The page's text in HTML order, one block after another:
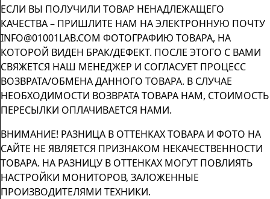
ЕСЛИ ВЫ ПОЛУЧИЛИ ТОВАР НЕНАДЛЕЖАЩЕГО
КАЧЕСТВА – ПРИШЛИТЕ НАМ НА ЭЛЕКТРОННУЮ ПОЧТУ
INFO@01001LAB.COM ФОТОГРАФИЮ ТОВАРА, НА
КОТОРОЙ ВИДЕН БРАК/ДЕФЕКТ. ПОСЛЕ ЭТОГО С ВАМИ
СВЯЖЕТСЯ НАШ МЕНЕДЖЕР И СОГЛАСУЕТ ПРОЦЕСС
ВОЗВРАТА/ОБМЕНА ДАННОГО ТОВАРА. В СЛУЧАЕ
НЕОБХОДИМОСТИ ВОЗВРАТА ТОВАРА НАМ, СТОИМОСТЬ
ПЕРЕСЫЛКИ ОПЛАЧИВАЕТСЯ НАМИ.
ВНИМАНИЕ! РАЗНИЦА В ОТТЕНКАХ ТОВАРА И ФОТО НА
САЙТЕ НЕ ЯВЛЯЕТСЯ ПРИЗНАКОМ НЕКАЧЕСТВЕННОСТИ
ТОВАРА. НА РАЗНИЦУ В ОТТЕНКАХ МОГУТ ПОВЛИЯТЬ
НАСТРОЙКИ МОНИТОРОВ, ЗАЛОЖЕННЫЕ
ПРОИЗВОДИТЕЛЯМИ ТЕХНИКИ.